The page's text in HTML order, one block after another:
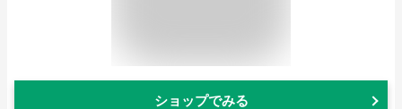
ショップでみる